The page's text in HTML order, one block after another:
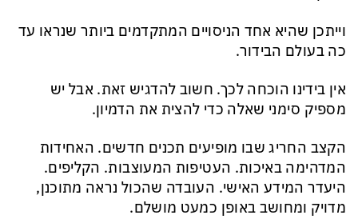
וייתכן שהיא אחד הניסויים המתקדמים ביותר שנראו עד
כה בעולם הבידור.
אין בידינו הוכחה לכך. חשוב להדגיש זאת. אבל יש
מספיק סימני שאלה כדי להצית את הדמיון.
הקצב החריג שבו מופיעים תכנים חדשים. האחידות
המדהימה באיכות. העטיפות המעוצבות. הקליפים.
היעדר המידע האישי. העובדה שהכול נראה מתוכנן,
מדויק ומחושב באופן כמעט מושלם.